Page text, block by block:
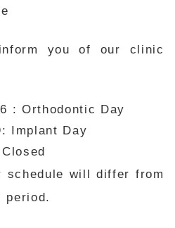
you of our clinic
: Orthodontic Day
Implant Day
schedule will differ from
period.